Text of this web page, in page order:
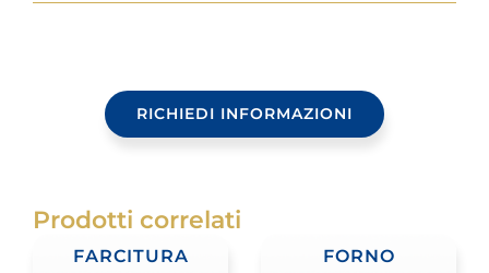
RICHIEDI INFORMAZIONI
Prodotti correlati
FARCITURA FORNO